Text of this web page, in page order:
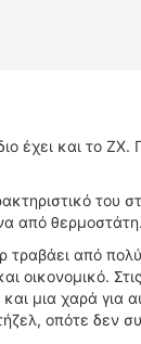
έχει και το
του
από
τραβάει από
και οικονομικό.
και μια χαρά
οπότε δεν